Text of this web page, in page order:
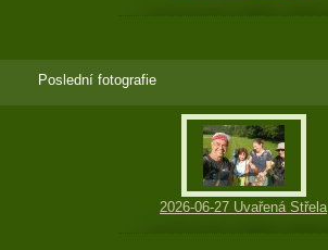
Poslední fotografie
2026-06-27 Uvařená Střela